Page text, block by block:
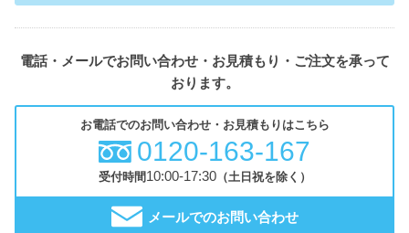
電話・メールでお問い合わせ・お見積もり・ご注文を承って
おります。
お電話でのお問い合わせ・お見積もりはこちら
0120-163-167
受付時間10:00-17:30（土日祝を除く）
メールでのお問い合わせ